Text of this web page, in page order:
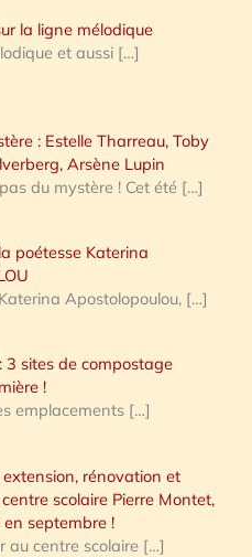
la ligne mélodique
et aussi […]
: Estelle Tharreau, Toby
Arsène Lupin
du mystère ! Cet été […]
poétesse Katerina
Apostolopoulou, […]
3 sites de compostage
!
emplacements […]
rénovation et
scolaire Pierre Montet,
septembre !
au centre scolaire […]